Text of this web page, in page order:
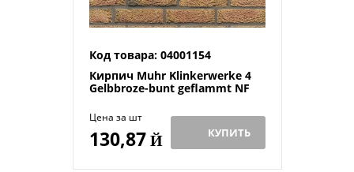
Код товара: 04001154
Кирпич Muhr Klinkerwerke 4
Gelbbroze-bunt geflammt NF
Цена за шт
130,87Й КУПИТЬ